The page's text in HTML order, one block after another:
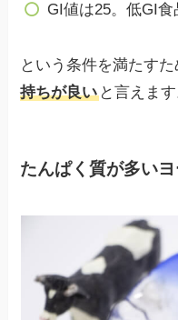
GI値は25。低GI食
という条件を満たす
持ちが良い と言えます
たんぱく質が多い